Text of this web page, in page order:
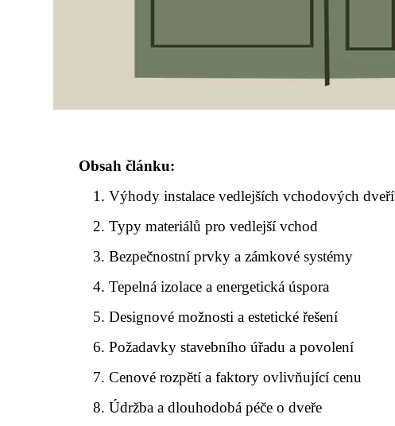
Obsah článku:
Výhody instalace vedlejších vchodových dveří
Typy materiálů pro vedlejší vchod
Bezpečnostní prvky a zámkové systémy
Tepelná izolace a energetická úspora
Designové možnosti a estetické řešení
Požadavky stavebního úřadu a povolení
Cenové rozpětí a faktory ovlivňující cenu
Údržba a dlouhodobá péče o dveře